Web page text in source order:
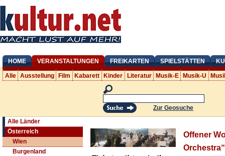
HOME VERANSTALTUNGEN FREIKARTEN SPIELSTÄTTEN
Alle Ausstellung Film Kabarett Kinder Literatur Musik-E Musik-U
Zur Geosuche
Alle Länder
Österreich
Wien
Burgenland
Offener